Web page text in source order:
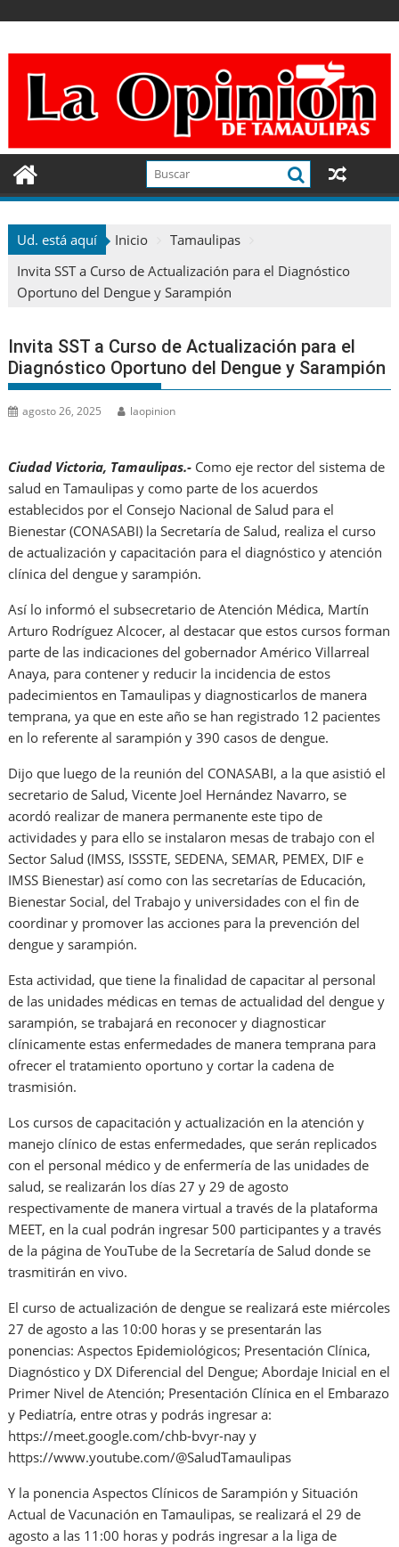
contenido
Ud. está aquí Inicio
Tamaulipas
Invita SST a Curso de Actualización para el Diagnóstico
Oportuno del Dengue y Sarampión
Invita SST a Curso de Actualización para el
Diagnóstico Oportuno del Dengue y Sarampión
agosto 26, 2025 laopinion
Ciudad Victoria, Tamaulipas.- Como eje rector del sistema de
salud en Tamaulipas y como parte de los acuerdos
establecidos por el Consejo Nacional de Salud para el
Bienestar (CONASABI) la Secretaría de Salud, realiza el curso
de actualización y capacitación para el diagnóstico y atención
clínica del dengue y sarampión.
Así lo informó el subsecretario de Atención Médica, Martín
Arturo Rodríguez Alcocer, al destacar que estos cursos forman
parte de las indicaciones del gobernador Américo Villarreal
Anaya, para contener y reducir la incidencia de estos
padecimientos en Tamaulipas y diagnosticarlos de manera
temprana, ya que en este año se han registrado 12 pacientes
en lo referente al sarampión y 390 casos de dengue.
Dijo que luego de la reunión del CONASABI, a la que asistió el
secretario de Salud, Vicente Joel Hernández Navarro, se
acordó realizar de manera permanente este tipo de
actividades y para ello se instalaron mesas de trabajo con el
Sector Salud (IMSS, ISSSTE, SEDENA, SEMAR, PEMEX, DIF e
IMSS Bienestar) así como con las secretarías de Educación,
Bienestar Social, del Trabajo y universidades con el fin de
coordinar y promover las acciones para la prevención del
dengue y sarampión.
Esta actividad, que tiene la finalidad de capacitar al personal
de las unidades médicas en temas de actualidad del dengue y
sarampión, se trabajará en reconocer y diagnosticar
clínicamente estas enfermedades de manera temprana para
ofrecer el tratamiento oportuno y cortar la cadena de
trasmisión.
Los cursos de capacitación y actualización en la atención y
manejo clínico de estas enfermedades, que serán replicados
con el personal médico y de enfermería de las unidades de
salud, se realizarán los días 27 y 29 de agosto
respectivamente de manera virtual a través de la plataforma
MEET, en la cual podrán ingresar 500 participantes y a través
de la página de YouTube de la Secretaría de Salud donde se
trasmitirán en vivo.
El curso de actualización de dengue se realizará este miércoles
27 de agosto a las 10:00 horas y se presentarán las
ponencias: Aspectos Epidemiológicos; Presentación Clínica,
Diagnóstico y DX Diferencial del Dengue; Abordaje Inicial en el
Primer Nivel de Atención; Presentación Clínica en el Embarazo
y Pediatría, entre otras y podrás ingresar a:
https://meet.google.com/chb-bvyr-nay y
https://www.youtube.com/@SaludTamaulipas
Y la ponencia Aspectos Clínicos de Sarampión y Situación
Actual de Vacunación en Tamaulipas, se realizará el 29 de
agosto a las 11:00 horas y podrás ingresar a la liga de